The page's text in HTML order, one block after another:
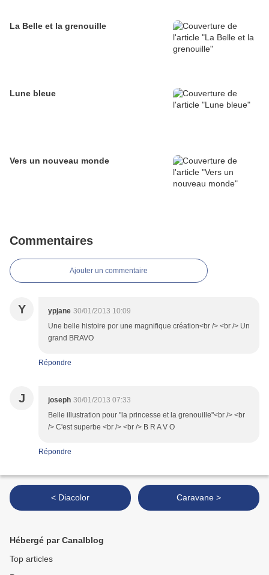
La Belle et la grenouille
Lune bleue
Vers un nouveau monde
Commentaires
Ajouter un commentaire
Y ypjane 30/01/2013 10:09
Une belle histoire por une magnifique création<br /> <br /> Un
grand BRAVO
Répondre
J joseph 30/01/2013 07:33
Belle illustration pour "la princesse et la grenouille"<br /> <br
/> C'est superbe <br /> <br /> B R A V O
Répondre
< Diacolor Caravane >
Hébergé par Canalblog
Top articles